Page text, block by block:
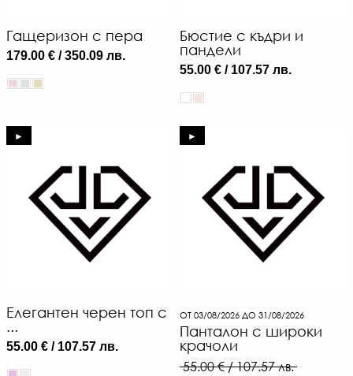
Гащеризон с пера
179.00 € / 350.09 лв.
Бюстие с къдри и
пандели
55.00 € / 107.57 лв.
►
Елегантен черен топ с
...
55.00 € / 107.57 лв.
►
ОТ 03/08/2026 ДО 31/08/2026
Панталон с широки
крачоли
55.00 € / 107.57 лв.